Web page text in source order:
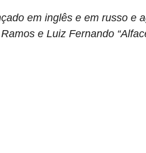
em inglês e em russo e
e Luiz Fernando